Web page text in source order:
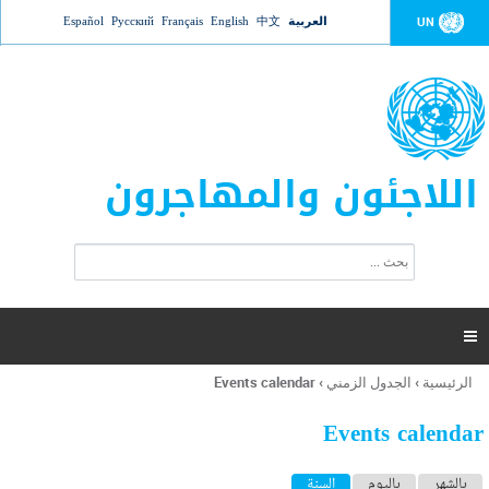
Jump to navigation UN العربية 中文
English
Français
Русский
Español
اللاجئون والمهاجرون
ت
ر
ل
ح
ب

أنت
هنا
الرئيسية › الجدول الزمني ›
Events calendar
Events calendar